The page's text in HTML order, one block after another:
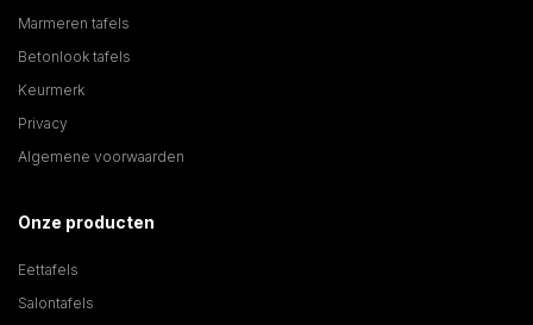
Marmeren tafels
Betonlook tafels
Keurmerk
Privacy
Algemene voorwaarden
Onze producten
Eettafels
Salontafels